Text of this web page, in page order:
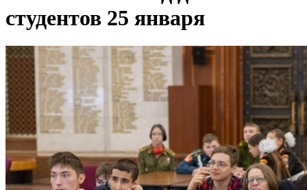
студентов 25 января